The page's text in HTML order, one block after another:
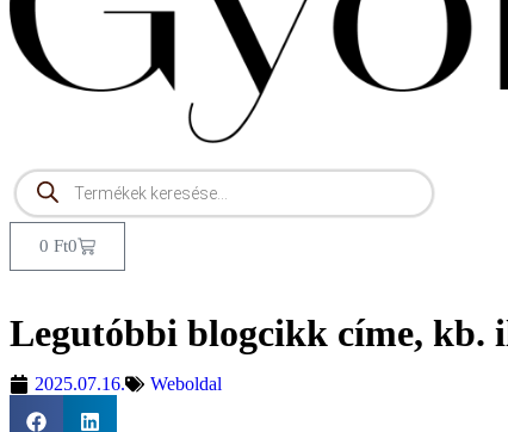
0 Ft0
Legutóbbi blogcikk címe, kb.
2025.07.16. Weboldal